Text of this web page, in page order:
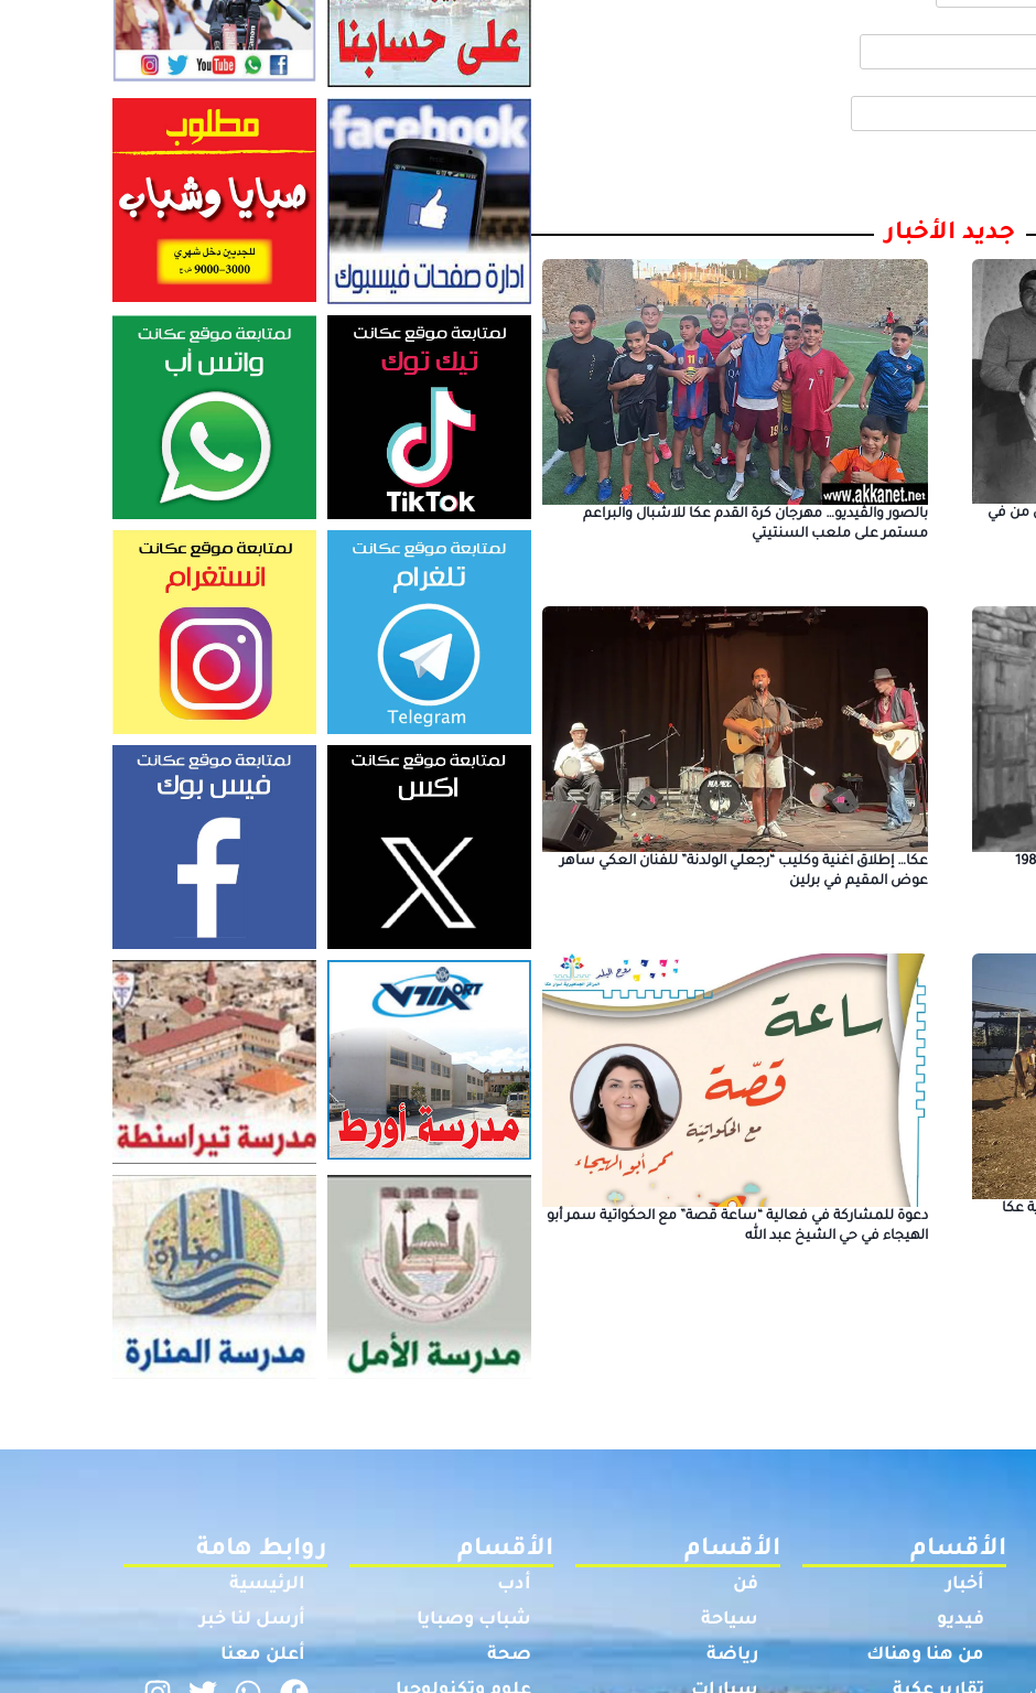
جديد الأخبار
(هل تعرفون من في
بالصور والڤيديو… مهرجان كرة القدم عكا للاشبال والبراعم
مستمر على ملعب السنتيتي
عكا… إطلاق اغنية وكليب “رجعلي الولدنة” للفنان العكي ساهر
عوض المقيم في برلين
عكا
دعوة للمشاركة في فعالية “ساعة قصة” مع الحكواتية سمر أبو
الهيجاء في حي الشيخ عبد الله
الأقسام
أخبار
فيديو
من هنا وهناك
الأقسام
فن
سياحة
رياضة
الأقسام
أدب
شباب وصبايا
صحة
روابط هامة
الرئيسية
أرسل لنا خبر
أعلن معنا